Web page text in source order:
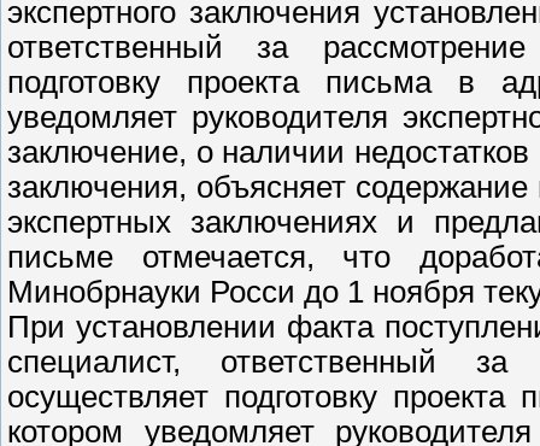
экспертного заключения
ответственный за
подготовку проекта письма в
уведомляет руководителя
заключение, о наличии
заключения, объясняет
экспертных заключениях и
письме отмечается, что
Минобрнауки Росси до 1 ноября
При установлении факта
специалист, ответственный за
осуществляет подготовку
котором уведомляет